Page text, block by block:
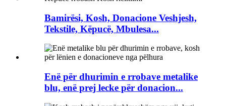
Bamirësi, Kosh, Donacione Veshjesh,
Tekstile, Këpucë, Mbulesa...
Enë për dhurimin e rrobave metalike
blu, enë prej lecke për donacion...